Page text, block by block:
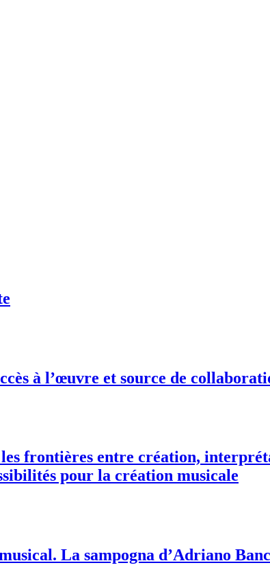
à l’œuvre et source de
frontières entre création,
pour la création musicale
La sampogna d’Adriano